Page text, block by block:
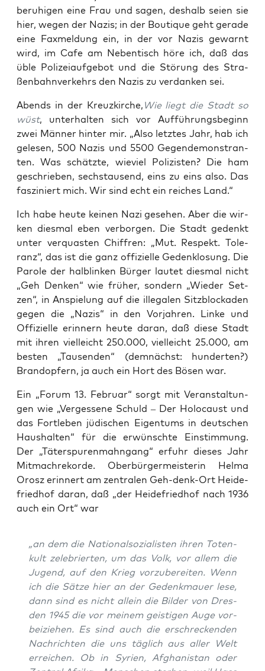
beru­hi­gen eine Frau und sagen, des­halb sei­en sie
hier, wegen der Nazis; in der Bou­tique geht gera­de
eine Fax­mel­dung ein, in der vor Nazis gewarnt
wird, im Cafe am Neben­tisch höre ich, daß das
üble Poli­zei­auf­ge­bot und die Stö­rung des Stra­
ßen­bahn­ver­kehrs den Nazis zu ver­dan­ken sei.
Abends in der Kreuz­kir­che, Wie liegt die Stadt so
wüst, unter­hal­ten sich vor Auf­füh­rungs­be­ginn
zwei Män­ner hin­ter mir. „Also letz­tes Jahr, hab ich
gele­sen, 500 Nazis und 5500 Gegen­de­mons­tran­
ten. Was schätz­te, wie­viel Poli­zis­ten? Die ham
geschrie­ben, sechs­tau­send, eins zu eins also. Das
fas­zi­niert mich. Wir sind echt ein rei­ches Land.“
Ich habe heu­te kei­nen Nazi gese­hen. Aber die wir­
ken dies­mal eben ver­bor­gen. Die Stadt gedenkt
unter ver­quas­ten Chif­fren: „Mut. Respekt. Tole­
ranz“, das ist die ganz offi­zi­el­le Geden­k­lo­sung. Die
Paro­le der halb­lin­ken Bür­ger lau­tet dies­mal nicht
„Geh Den­ken“ wie frü­her, son­dern „Wie­der Set­
zen“, in Anspie­lung auf die ille­ga­len Sitz­blo­cka­den
gegen die „Nazis“ in den Vor­jah­ren. Lin­ke und
Offi­zi­el­le erin­nern heu­te dar­an, daß die­se Stadt
mit ihren viel­leicht 250.000, viel­leicht 25.000, am
bes­ten „Tau­sen­den“ (dem­nächst: hun­der­ten?)
Brand­op­fern, ja auch ein Hort des Bösen war.
Ein „Forum 13. Febru­ar“ sorgt mit Ver­an­stal­tun­
gen wie „Ver­ges­se­ne Schuld – Der Holo­caust und
das Fort­le­ben jüdi­schen Eigen­tums in deut­schen
Haus­hal­ten“ für die erwünsch­te Ein­stim­mung.
Der „Täter­spu­ren­mahn­gang“ erfuhr die­ses Jahr
Mit­mach­re­kor­de. Ober­bür­ger­meis­te­rin Hel­ma
Orosz erin­nert am zen­tra­len Geh-denk-Ort Hei­de­
fried­hof dar­an, daß „der Hei­de­fried­hof nach 1936
auch ein Ort“ war
„an dem die Natio­nal­so­zia­lis­ten ihren Toten­
kult zele­brier­ten, um das Volk, vor allem die
Jugend, auf den Krieg vor­zu­be­rei­ten. Wenn
ich die Sät­ze hier an der Gedenk­mau­er lese,
dann sind es nicht allein die Bil­der von Dres­
den 1945 die vor mei­nem geis­ti­gen Auge vor­
bei­zie­hen. Es sind auch die erschre­cken­den
Nach­rich­ten die uns täg­lich aus aller Welt
errei­chen. Ob in Syri­en, Afgha­ni­stan oder